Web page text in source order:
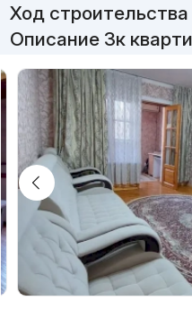
Ход
Описание 3к